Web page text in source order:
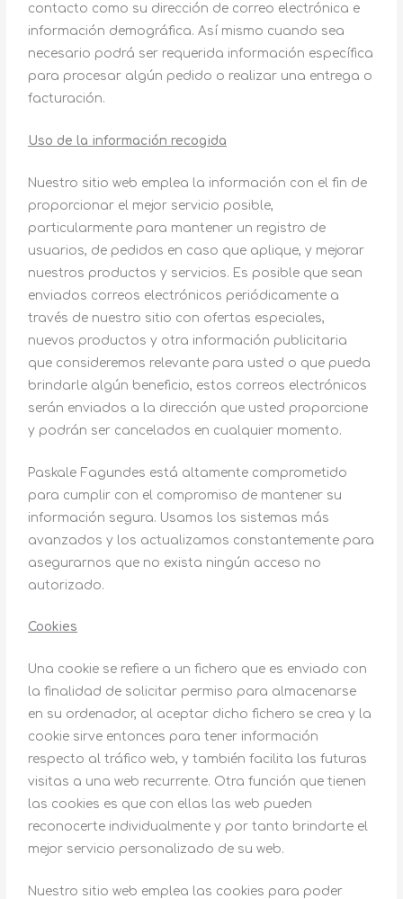
contacto como su dirección de correo electrónica e
información demográfica. Así mismo cuando sea
necesario podrá ser requerida información específica
para procesar algún pedido o realizar una entrega o
facturación.
Uso de la información recogida
Nuestro sitio web emplea la información con el fin de
proporcionar el mejor servicio posible,
particularmente para mantener un registro de
usuarios, de pedidos en caso que aplique, y mejorar
nuestros productos y servicios. Es posible que sean
enviados correos electrónicos periódicamente a
través de nuestro sitio con ofertas especiales,
nuevos productos y otra información publicitaria
que consideremos relevante para usted o que pueda
brindarle algún beneficio, estos correos electrónicos
serán enviados a la dirección que usted proporcione
y podrán ser cancelados en cualquier momento.
Paskale Fagundes está altamente comprometido
para cumplir con el compromiso de mantener su
información segura. Usamos los sistemas más
avanzados y los actualizamos constantemente para
asegurarnos que no exista ningún acceso no
autorizado.
Cookies
Una cookie se refiere a un fichero que es enviado con
la finalidad de solicitar permiso para almacenarse
en su ordenador, al aceptar dicho fichero se crea y la
cookie sirve entonces para tener información
respecto al tráfico web, y también facilita las futuras
visitas a una web recurrente. Otra función que tienen
las cookies es que con ellas las web pueden
reconocerte individualmente y por tanto brindarte el
mejor servicio personalizado de su web.
Nuestro sitio web emplea las cookies para poder